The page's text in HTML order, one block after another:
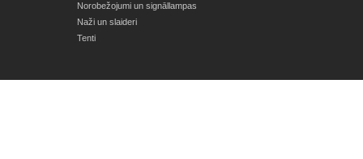
Norobežojumi un signāllampas
Naži un slaideri
Tenti